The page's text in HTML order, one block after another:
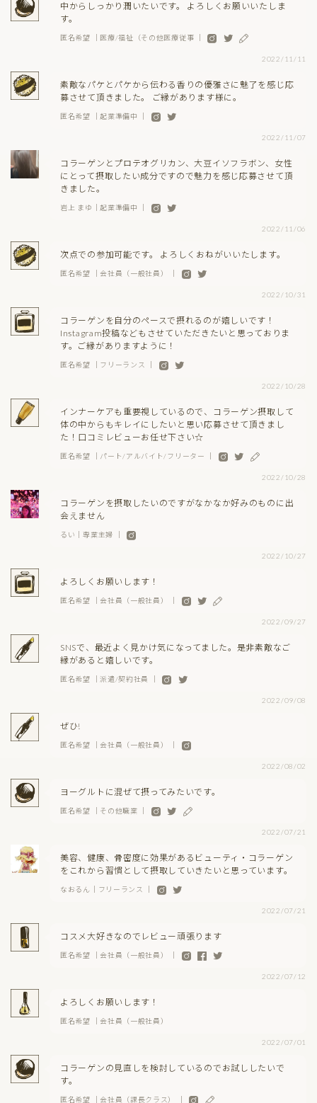
中からしっかり潤いたいです。 よろしくお願いいたしま
す。
匿名希望 ｜医療/福祉（その他医療従事 ｜
2022/11/11
素敵なパケとパケから伝わる香りの優雅さに魅了を感じ応
募させて頂きました。 ご縁があります様に。
匿名希望 ｜起業準備中 ｜
2022/11/07
コラーゲンとプロテオグリカン、大豆イソフラボン、女性
にとって摂取したい成分ですので魅力を感じ応募させて頂
きました。
岩上 まゆ｜起業準備中 ｜
2022/11/06
次点での参加可能です。 よろしくおねがいいたします。
匿名希望 ｜会社員（一般社員） ｜
2022/10/31
コラーゲンを自分のペースで摂れるのが嬉しいです！
Instagram投稿などもさせていただきたいと思っておりま
す。ご縁がありますように！
匿名希望 ｜フリーランス ｜
2022/10/28
インナーケアも重要視しているので、コラーゲン摂取して
体の中からもキレイにしたいと思い応募させて頂きまし
た！口コミレビューお任せ下さい☆
匿名希望 ｜パート/アルバイト/フリーター ｜
2022/10/28
コラーゲンを摂取したいのですがなかなか好みのものに出
会えません
るい｜専業主婦 ｜
2022/10/27
よろしくお願いします！
匿名希望 ｜会社員（一般社員） ｜
2022/09/27
SNSで、最近よく見かけ気になってました。是非素敵なご
縁があると嬉しいです。
匿名希望 ｜派遣/契約社員 ｜
2022/09/08
ぜひ!
匿名希望 ｜会社員（一般社員） ｜
2022/08/02
ヨーグルトに混ぜて摂ってみたいです。
匿名希望 ｜その他職業 ｜
2022/07/21
美容、健康、骨密度に効果があるビューティ・コラーゲン
をこれから習慣として摂取していきたいと思っています。
なおるん｜フリーランス ｜
2022/07/21
コスメ大好きなのでレビュー頑張ります
匿名希望 ｜会社員（一般社員） ｜
2022/07/12
よろしくお願いします！
匿名希望 ｜会社員（一般社員）
2022/07/01
コラーゲンの見直しを検討しているのでお試ししたいで
す。
匿名希望 ｜会社員（課長クラス） ｜